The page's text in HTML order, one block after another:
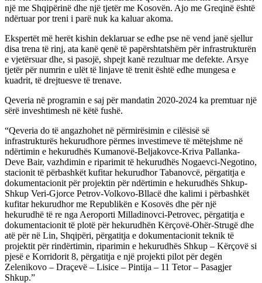
një me Shqipërinë dhe një tjetër me Kosovën. Ajo me Greqinë është
ndërtuar por treni i parë nuk ka kaluar akoma.
Ekspertët më herët kishin deklaruar se edhe pse në vend janë sjellur
disa trena të rinj, ata kanë qenë të papërshtatshëm për infrastrukturën
e vjetërsuar dhe, si pasojë, shpejt kanë rezultuar me defekte. Arsye
tjetër për numrin e ulët të linjave të trenit është edhe mungesa e
kuadrit, të drejtuesve të trenave.
Qeveria në programin e saj për mandatin 2020-2024 ka premtuar një
sërë inveshtimesh në këtë fushë.
“Qeveria do të angazhohet në përmirësimin e cilësisë së
infrastrukturës hekurudhore përmes investimeve të mëtejshme në
ndërtimin e hekurudhës Kumanovë-Beljakovce-Kriva Pallanka-
Deve Bair, vazhdimin e riparimit të hekurudhës Nogaevci-Negotino,
stacionit të përbashkët kufitar hekurudhor Tabanovcë, përgatitja e
dokumentacionit për projektin për ndërtimin e hekurudhës Shkup-
Shkup Veri-Gjorce Petrov-Volkovo-Bllacë dhe kalimi i përbashkët
kufitar hekurudhor me Republikën e Kosovës dhe për një
hekurudhë të re nga Aeroporti Milladinovci-Petrovec, përgatitja e
dokumentacionit të plotë për hekurudhën Kërçovë-Ohër-Strugë dhe
atë për në Lin, Shqipëri, përgatitja e dokumentacionit teknik të
projektit për rindërtimin, riparimin e hekurudhës Shkup – Kërçovë si
pjesë e Korridorit 8, përgatitja e një projekti pilot për degën
Zelenikovo – Draçevë – Lisice – Pintija – 11 Tetor – Pasagjer
Shkup.”